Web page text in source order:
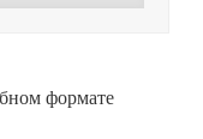
формате